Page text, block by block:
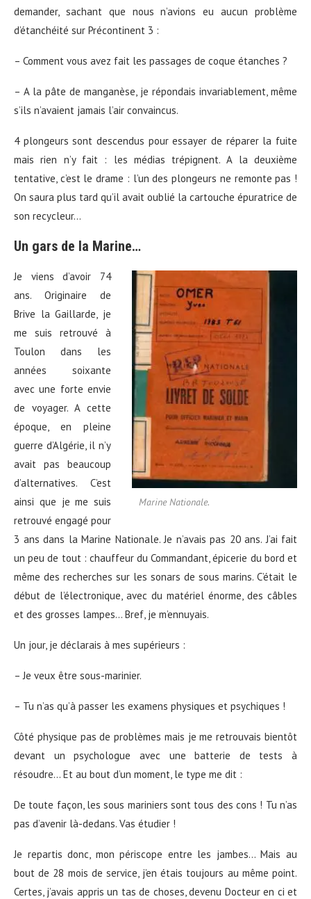
demander, sachant que nous n’avions eu aucun problème
d’étanchéité sur Précontinent 3 :
– Comment vous avez fait les passages de coque étanches ?
– A la pâte de manganèse, je répondais invariablement, même
s’ils n’avaient jamais l’air convaincus.
4 plongeurs sont descendus pour essayer de réparer la fuite
mais rien n’y fait : les médias trépignent. A la deuxième
tentative, c’est le drame : l’un des plongeurs ne remonte pas !
On saura plus tard qu’il avait oublié la cartouche épuratrice de
son recycleur…
Un gars de la Marine…
Marine Nationale.
Je viens d’avoir 74
ans. Originaire de
Brive la Gaillarde, je
me suis retrouvé à
Toulon dans les
années soixante
avec une forte envie
de voyager. A cette
époque, en pleine
guerre d’Algérie, il n’y
avait pas beaucoup
d’alternatives. C’est
ainsi que je me suis
retrouvé engagé pour
3 ans dans la Marine Nationale. Je n’avais pas 20 ans. J’ai fait
un peu de tout : chauffeur du Commandant, épicerie du bord et
même des recherches sur les sonars de sous marins. C’était le
début de l’électronique, avec du matériel énorme, des câbles
et des grosses lampes… Bref, je m’ennuyais.
Un jour, je déclarais à mes supérieurs :
– Je veux être sous-marinier.
– Tu n’as qu’à passer les examens physiques et psychiques !
Côté physique pas de problèmes mais je me retrouvais bientôt
devant un psychologue avec une batterie de tests à
résoudre… Et au bout d’un moment, le type me dit :
De toute façon, les sous mariniers sont tous des cons ! Tu n’as
pas d’avenir là-dedans. Vas étudier !
Je repartis donc, mon périscope entre les jambes… Mais au
bout de 28 mois de service, j’en étais toujours au même point.
Certes, j’avais appris un tas de choses, devenu Docteur en ci et